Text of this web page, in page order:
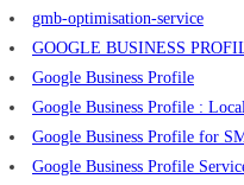
gmb-optimisation-service
GOOGLE BUSINESS
Google Business Profile
Google Business Profile :
Google Business Profile for
Google Business Profile